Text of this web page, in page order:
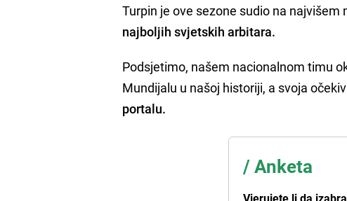
Turpin je ove sezone sudio na
najboljih svjetskih arbitara.
Podsjetimo, našem nacionalnom timu
Mundijalu u našoj historiji, a svoja
portalu.
/Anketa